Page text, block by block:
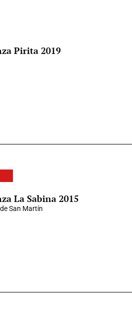
Pirita 2019
La Sabina 2015
San Martín